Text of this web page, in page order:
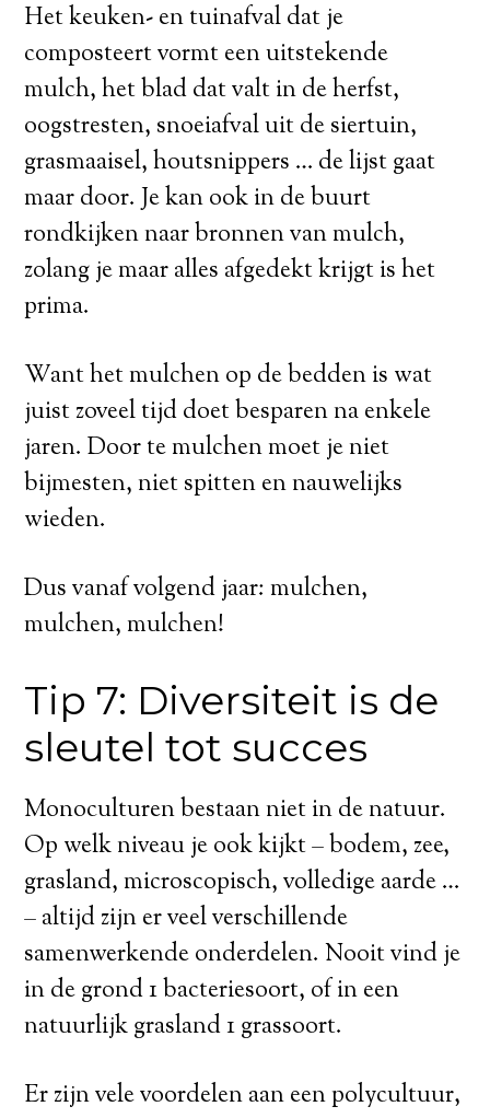
Het keuken- en tuinafval dat je
composteert vormt een uitstekende
mulch, het blad dat valt in de herfst,
oogstresten, snoeiafval uit de siertuin,
grasmaaisel, houtsnippers … de lijst gaat
maar door. Je kan ook in de buurt
rondkijken naar bronnen van mulch,
zolang je maar alles afgedekt krijgt is het
prima.
Want het mulchen op de bedden is wat
juist zoveel tijd doet besparen na enkele
jaren. Door te mulchen moet je niet
bijmesten, niet spitten en nauwelijks
wieden.
Dus vanaf volgend jaar: mulchen,
mulchen, mulchen!
Tip 7: Diversiteit is de
sleutel tot succes
Monoculturen bestaan niet in de natuur.
Op welk niveau je ook kijkt – bodem, zee,
grasland, microscopisch, volledige aarde …
– altijd zijn er veel verschillende
samenwerkende onderdelen. Nooit vind je
in de grond 1 bacteriesoort, of in een
natuurlijk grasland 1 grassoort.
Er zijn vele voordelen aan een polycultuur,